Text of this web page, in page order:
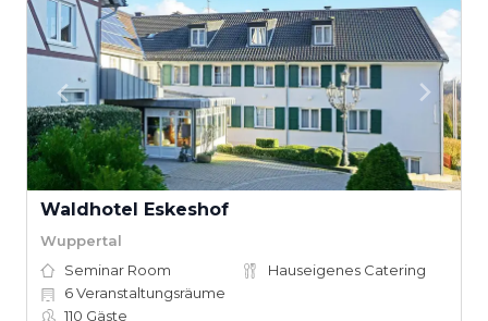
Waldhotel Eskeshof
Wuppertal
Seminar Room
Hauseigenes Catering
6Veranstaltungsräume
110 Gäste